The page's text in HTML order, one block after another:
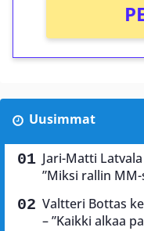
Uusimmat
Jari-Matti
”Miksi rallin
Valtteri Bottas
– ”Kaikki alkaa